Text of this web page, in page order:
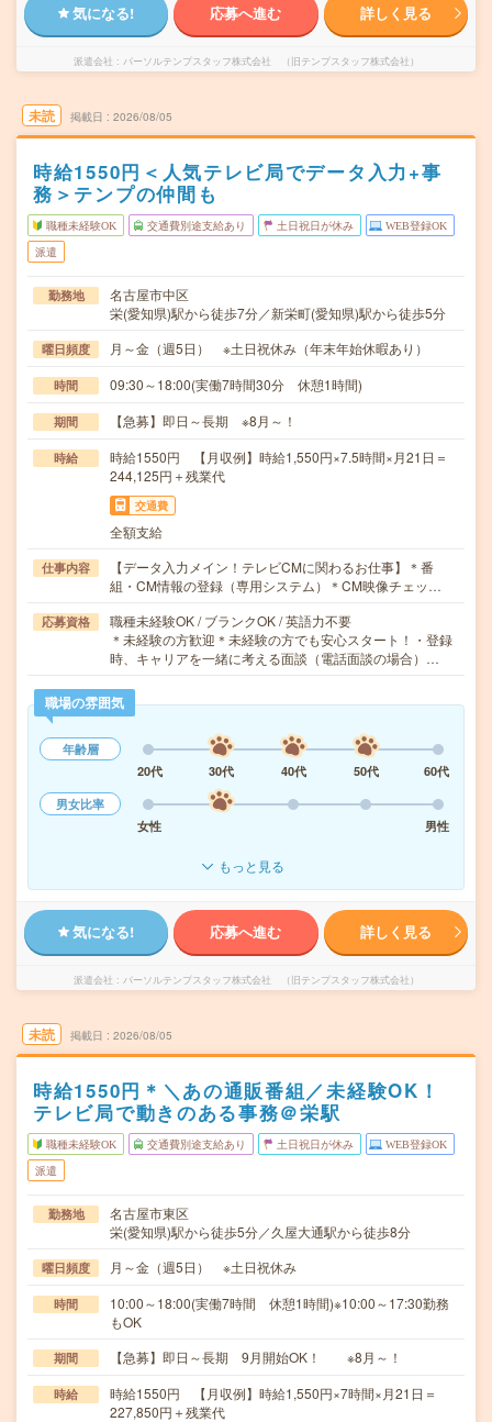
気になる! 応募へ進む 詳しく見る
派遣会社 パーソルテンプスタッフ株式会社 （旧テンプスタッフ株式会社）
未読 掲載日 2026/08/05
時給1550円＜人気テレビ局でデータ入力+事
務＞テンプの仲間も
職種未経験OK 交通費別途支給あり 土日祝日が休み WEB登録OK
派遣
勤務地
名古屋市中区
栄(愛知県)駅から徒歩7分／新栄町(愛知県)駅から徒歩5分
曜日頻度 月～金（週5日） ※土日祝休み（年末年始休暇あり）
時間 09:30～18:00(実働7時間30分 休憩1時間)
期間 【急募】即日～長期 ※8月～！
時給
時給1550円 【月収例】時給1,550円×7.5時間×月21日＝
244,125円＋残業代
交通費
全額支給
仕事内容
【データ入力メイン！テレビCMに関わるお仕事】＊番
組・CM情報の登録（専用システム）＊CM映像チェッ…
応募資格
職種未経験OK / ブランクOK / 英語力不要
＊未経験の方歓迎＊未経験の方でも安心スタート！・登録
時、キャリアを一緒に考える面談（電話面談の場合）…
職場の雰囲気
年齢層
20代
30代 40代 50代
60代
男女比率
女性
男性
もっと見る
気になる! 応募へ進む 詳しく見る
派遣会社 パーソルテンプスタッフ株式会社 （旧テンプスタッフ株式会社）
未読 掲載日 2026/08/05
時給1550円＊＼あの通販番組／未経験OK！
テレビ局で動きのある事務＠栄駅
職種未経験OK 交通費別途支給あり 土日祝日が休み WEB登録OK
派遣
勤務地
名古屋市東区
栄(愛知県)駅から徒歩5分／久屋大通駅から徒歩8分
曜日頻度 月～金（週5日） ※土日祝休み
時間
10:00～18:00(実働7時間 休憩1時間)※10:00～17:30勤務
もOK
期間 【急募】即日～長期 9月開始OK！ ※8月～！
時給
時給1550円 【月収例】時給1,550円×7時間×月21日＝
227,850円＋残業代